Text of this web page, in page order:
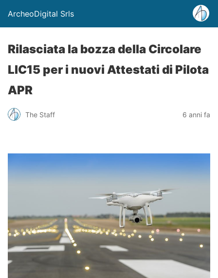
ArcheoDigital Srls
Rilasciata la bozza della Circolare
LIC15 per i nuovi Attestati di Pilota
APR
The Staff 6 anni fa